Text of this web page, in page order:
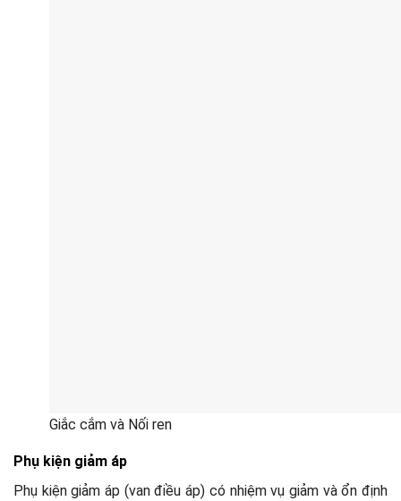
Giắc cắm và Nối ren
Phụ kiện giảm áp
Phụ kiện giảm áp (van điều áp) có nhiệm vụ giảm và ổn định